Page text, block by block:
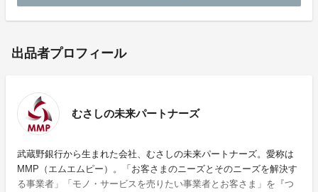
出品者プロフィール
むさしの未来パートナーズ
武蔵野銀行から生まれた会社、むさしの未来パートナーズ。愛称は
MMP（エムエムピー）。「お客さまのニーズとそのニーズを解決す
る事業者」「モノ・サービスを売りたい事業者とお客さま」を『つ